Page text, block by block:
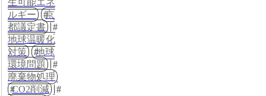
生可能エネ
ルギー
京
都議定書
地球温暖化
対策
地球
環境問題
廃棄物処理
CO2削減